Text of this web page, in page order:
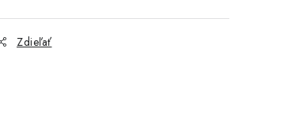
Zdieľať